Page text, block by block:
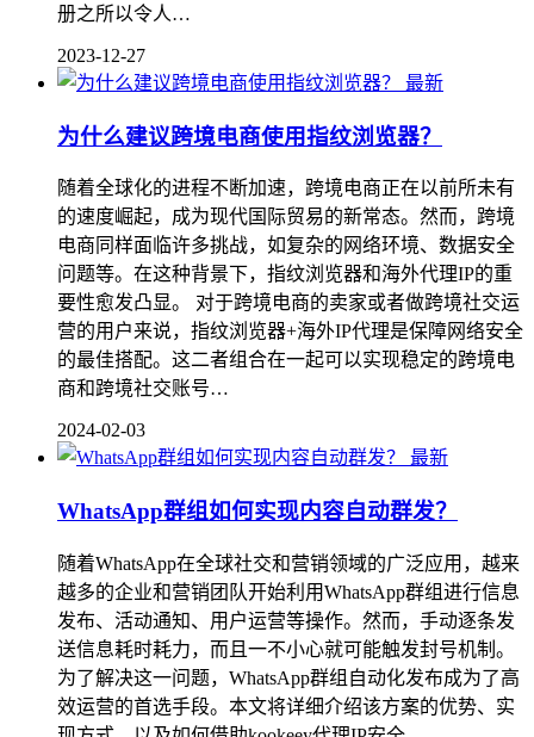
册之所以令人…
2023-12-27
最新
为什么建议跨境电商使用指纹浏览器？
随着全球化的进程不断加速，跨境电商正在以前所未有
的速度崛起，成为现代国际贸易的新常态。然而，跨境
电商同样面临许多挑战，如复杂的网络环境、数据安全
问题等。在这种背景下，指纹浏览器和海外代理IP的重
要性愈发凸显。 对于跨境电商的卖家或者做跨境社交运
营的用户来说，指纹浏览器+海外IP代理是保障网络安全
的最佳搭配。这二者组合在一起可以实现稳定的跨境电
商和跨境社交账号…
2024-02-03
最新
WhatsApp群组如何实现内容自动群发？
随着WhatsApp在全球社交和营销领域的广泛应用，越来
越多的企业和营销团队开始利用WhatsApp群组进行信息
发布、活动通知、用户运营等操作。然而，手动逐条发
送信息耗时耗力，而且一不小心就可能触发封号机制。
为了解决这一问题，WhatsApp群组自动化发布成为了高
效运营的首选手段。本文将详细介绍该方案的优势、实